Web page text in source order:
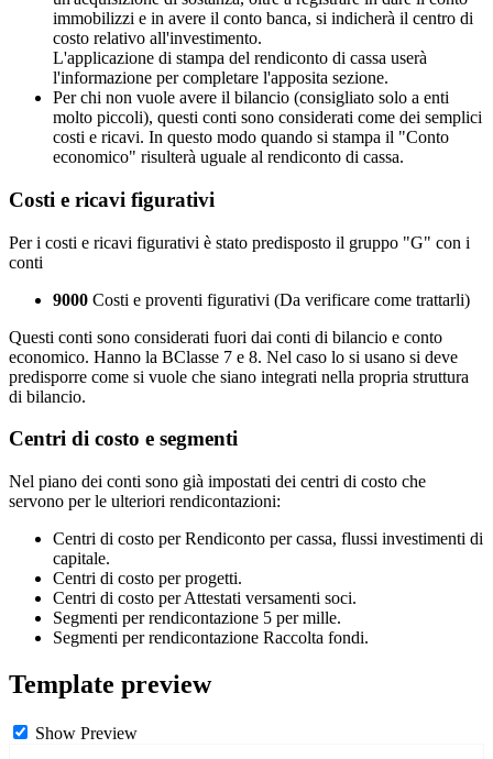
immobilizzi e in avere il conto banca, si indicherà il centro di
costo relativo all'investimento.
L'applicazione di stampa del rendiconto di cassa userà
l'informazione per completare l'apposita sezione.
Per chi non vuole avere il bilancio (consigliato solo a enti
molto piccoli), questi conti sono considerati come dei semplici
costi e ricavi. In questo modo quando si stampa il "Conto
economico" risulterà uguale al rendiconto di cassa.
Costi e ricavi figurativi
Per i costi e ricavi figurativi è stato predisposto il gruppo "G" con i
conti
9000 Costi e proventi figurativi (Da verificare come trattarli)
Questi conti sono considerati fuori dai conti di bilancio e conto
economico. Hanno la BClasse 7 e 8. Nel caso lo si usano si deve
predisporre come si vuole che siano integrati nella propria struttura
di bilancio.
Centri di costo e segmenti
Nel piano dei conti sono già impostati dei centri di costo che
servono per le ulteriori rendicontazioni:
Centri di costo per Rendiconto per cassa, flussi investimenti di
capitale.
Centri di costo per progetti.
Centri di costo per Attestati versamenti soci.
Segmenti per rendicontazione 5 per mille.
Segmenti per rendicontazione Raccolta fondi.
Template preview
Show Preview